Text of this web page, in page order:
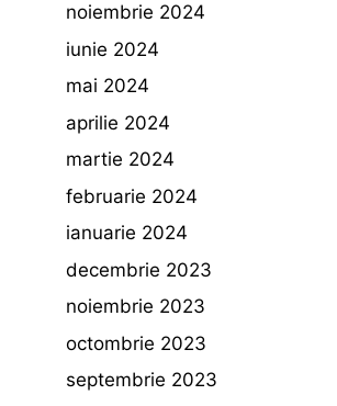
noiembrie 2024
iunie 2024
mai 2024
aprilie 2024
martie 2024
februarie 2024
ianuarie 2024
decembrie 2023
noiembrie 2023
octombrie 2023
septembrie 2023